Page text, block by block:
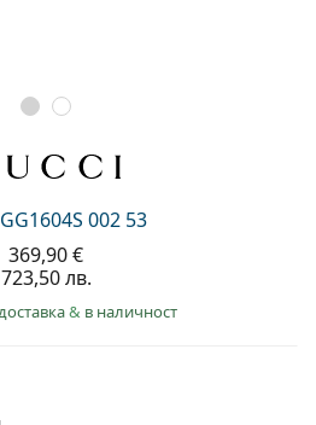
002 53
369,90 €
723,50 лв.
& в наличност